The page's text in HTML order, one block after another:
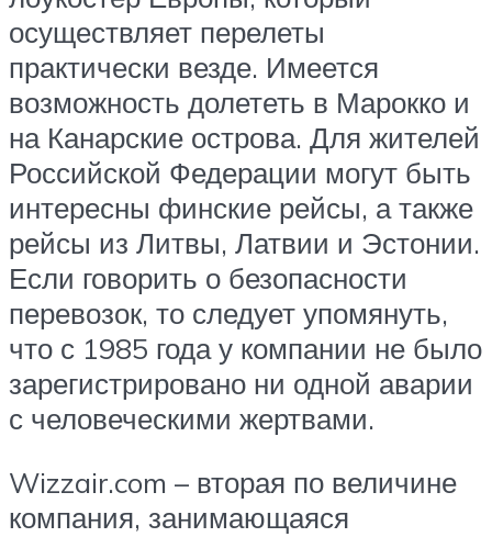
осуществляет перелеты
практически везде. Имеется
возможность долететь в Марокко и
на Канарские острова. Для жителей
Российской Федерации могут быть
интересны финские рейсы, а также
рейсы из Литвы, Латвии и Эстонии.
Если говорить о безопасности
перевозок, то следует упомянуть,
что с 1985 года у компании не было
зарегистрировано ни одной аварии
с человеческими жертвами.
Wizzair.com – вторая по величине
компания, занимающаяся